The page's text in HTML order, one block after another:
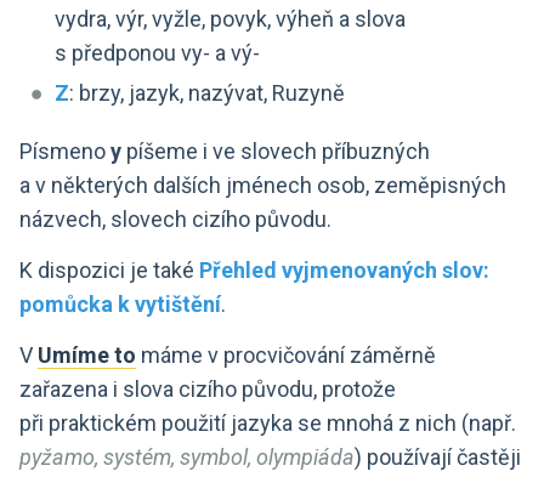
vydra, výr, vyžle, povyk, výheň a slova
s předponou vy- a vý-
Z: brzy, jazyk, nazývat, Ruzyně
Písmenoy píšeme i ve slovech příbuzných
a v některých dalších jménech osob, zeměpisných
názvech, slovech cizího původu.
K dispozici je také Přehled vyjmenovaných slov:
pomůcka k vytištění.
V
máme v procvičování záměrně
zařazena i slova cizího původu, protože
při praktickém použití jazyka se mnohá z nich (např.
pyžamo, systém, symbol, olympiáda) používají častěji